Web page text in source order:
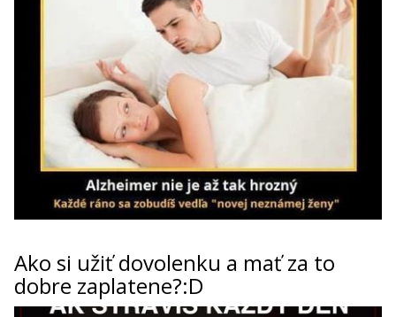
Ako si užiť dovolenku a mať za to
dobre zaplatene?:D